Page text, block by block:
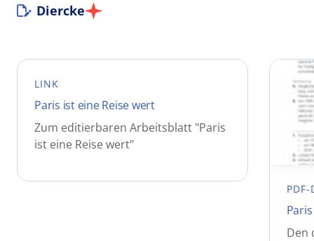
Diercke
LINK
Paris ist eine Reise wert
Zum editierbaren Arbeitsblatt "Paris
ist eine Reise wert"
PDF-
Den